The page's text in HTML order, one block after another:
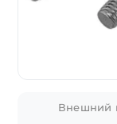
Внешний